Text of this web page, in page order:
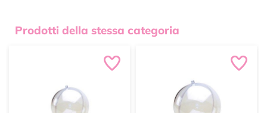
Prodotti della stessa categoria